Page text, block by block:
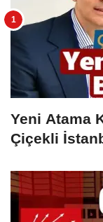
Yeni Atama
Çiçekli